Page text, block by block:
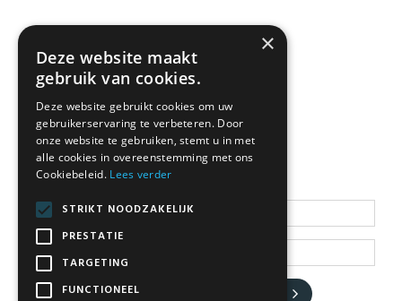
NEWSLETTER
Blijf op de hoogte
JA, HOU ME OP DE HOOGTE
×
Deze website maakt
gebruik van cookies.
Deze website gebruikt cookies om uw
gebruikerservaring te verbeteren. Door
onze website te gebruiken, stemt u in met
alle cookies in overeenstemming met ons
Cookiebeleid. Lees verder
STRIKT NOODZAKELIJK
PRESTATIE
TARGETING
FUNCTIONEEL